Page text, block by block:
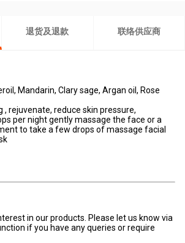
退货及退款 联络供应商
Mandarin, Clary sage, Argan oil, Rose
, rejuvenate, reduce skin pressure,
per night gently massage the face or a
to take a few drops of massage facial
in our products. Please let us know via
if you have any queries or require